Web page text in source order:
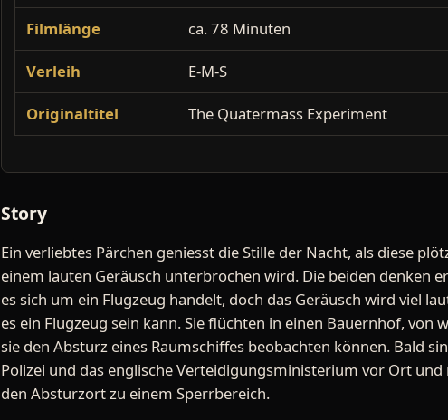
Filmlänge ca. 78 Minuten
Verleih E-M-S
Originaltitel The Quatermass Experiment
Story
Ein verliebtes Pärchen geniesst die Stille der Nacht, als diese
einem lauten Geräusch unterbrochen wird. Die beiden denken
es sich um ein Flugzeug handelt, doch das Geräusch wird viel
es ein Flugzeug sein kann. Sie flüchten in einen Bauernhof, von
sie den Absturz eines Raumschiffes beobachten können. Bald
Polizei und das englische Verteidigungsministerium vor Ort und
den Absturzort zu einem Sperrbereich.